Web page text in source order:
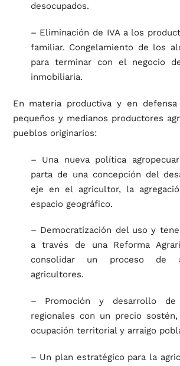
desocupados.
– Eliminación de IVA a los
familiar. Congelamiento de los
para terminar con el negocio
inmobiliaria.
En materia productiva y en
pequeños y medianos productores
pueblos originarios:
– Una nueva política
parta de una concepción del
eje en el agricultor, la
espacio geográfico.
– Democratización del uso y
a través de una Reforma
consolidar un proceso de
agricultores.
– Promoción y desarrollo de
regionales con un precio
ocupación territorial y arraigo
– Un plan estratégico para la